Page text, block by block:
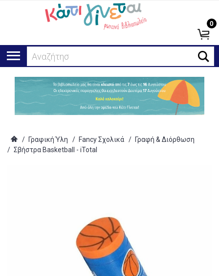
Αναζήτηση..
0
/ Γραφική Ύλη / Fancy Σχολικά / Γραφή & Διόρθωση
/ Σβήστρα Basketball - iTotal